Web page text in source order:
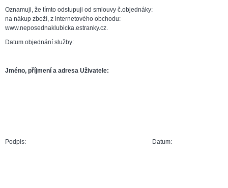
Oznamuji, že tímto odstupuji od smlouvy č.objednáky:
na nákup zboží, z internetového obchodu:
www.neposednaklubicka.estranky.cz.
Datum objednání služby:
Jméno, příjmení a adresa Uživatele:
Podpis: Datum: